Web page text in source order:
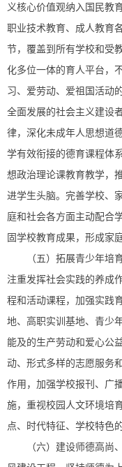
义核心价值观纳入国民教
职业技术教育、成人教育
节，覆盖到所有学校和受
化多位一体的育人平台，
习、爱劳动、爱祖国活动
全面发展的社会主义建设
律，深化未成年人思想道
学有效衔接的德育课程体
想政治理论课教育教学，
进学生头脑。完善学校、
庭和社会各方面主动配合
固学校教育成果，形成家
（五）拓展青少年培
注重发挥社会实践的养成
程和活动课程，加强实践
地、高职实训基地、青少
能及的生产劳动和爱心公
动、形式多样的志愿服务
作用，加强学校报刊、广
施，重视校园人文环境培
点、时代特征、学校特色
（六）建设师德高尚